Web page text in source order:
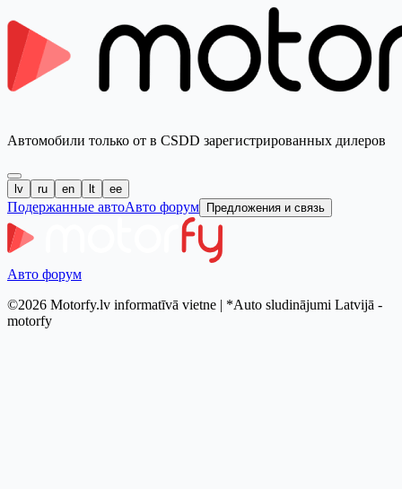
Автомобили только от в CSDD зарегистрированных дилеров
lv ru en lt ee
Подержанные автоАвто форум Предложения и связь
Авто форум
©2026 Motorfy.lv informatīvā vietne | *Auto sludinājumi Latvijā -
motorfy